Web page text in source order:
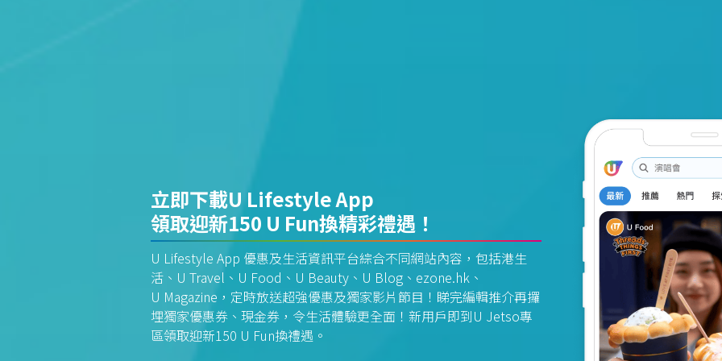
立即下載U Lifestyle App
領取迎新150 U Fun換精彩禮遇！
U Lifestyle App 優惠及生活資訊平台綜合不同網站內容，包括港生
活、U Travel、U Food、U Beauty、U Blog、ezone.hk、
U Magazine，定時放送超強優惠及獨家影片節目！睇完編輯推介再攞
埋獨家優惠券、現金券，令生活體驗更全面！新用戶即到U Jetso專
區領取迎新150 U Fun換禮遇。